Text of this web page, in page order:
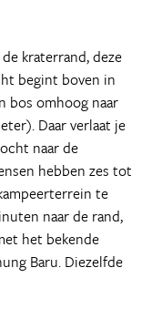
kraterrand, deze
begint boven in
bos omhoog naar
Daar verlaat je
naar de
hebben zes tot
te
naar de rand,
het bekende
Baru. Diezelfde